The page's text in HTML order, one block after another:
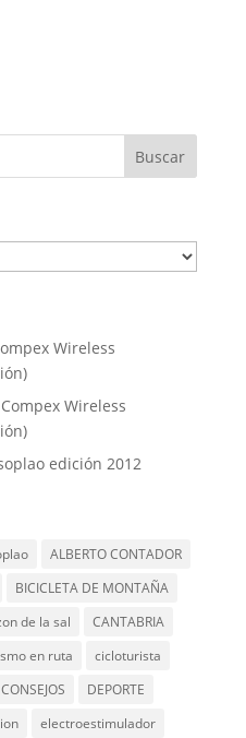
Wireless
Wireless
edición 2012
ALBERTO CONTADOR
BICICLETA DE MONTAÑA
de la sal
CANTABRIA
en ruta
cicloturista
CONSEJOS
DEPORTE
electroestimulador